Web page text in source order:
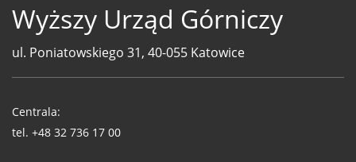
Wyższy Urząd Górniczy
ul. Poniatowskiego 31, 40-055 Katowice
Telefony
WUG
Centrala:
tel. +48 32 736 17 00